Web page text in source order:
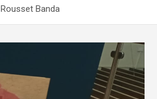
Banda